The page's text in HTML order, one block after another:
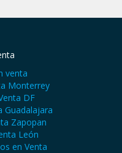
venta
Monterrey
DF
Guadalajara
Zapopan
León
en Venta